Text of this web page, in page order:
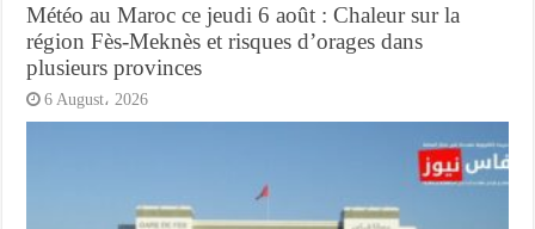
Météo au Maroc ce jeudi 6 août : Chaleur sur la
région Fès-Meknès et risques d’orages dans
plusieurs provinces
6 August، 2026